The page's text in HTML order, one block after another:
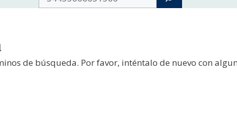
de búsqueda. Por favor, inténtalo de nuevo con